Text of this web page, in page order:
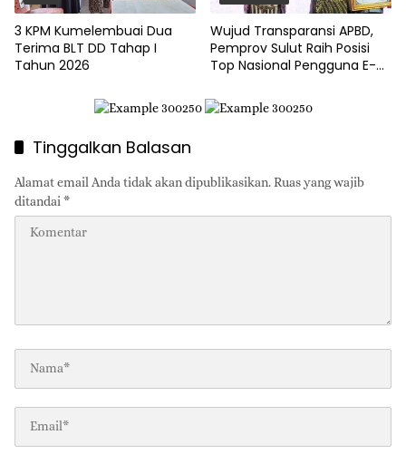
3 KPM Kumelembuai Dua
Terima BLT DD Tahap I
Tahun 2026
Wujud Transparansi APBD,
Pemprov Sulut Raih Posisi
Top Nasional Pengguna E-
Tinggalkan Balasan
Alamat email Anda tidak akan dipublikasikan.Ruas yang wajib
ditandai *